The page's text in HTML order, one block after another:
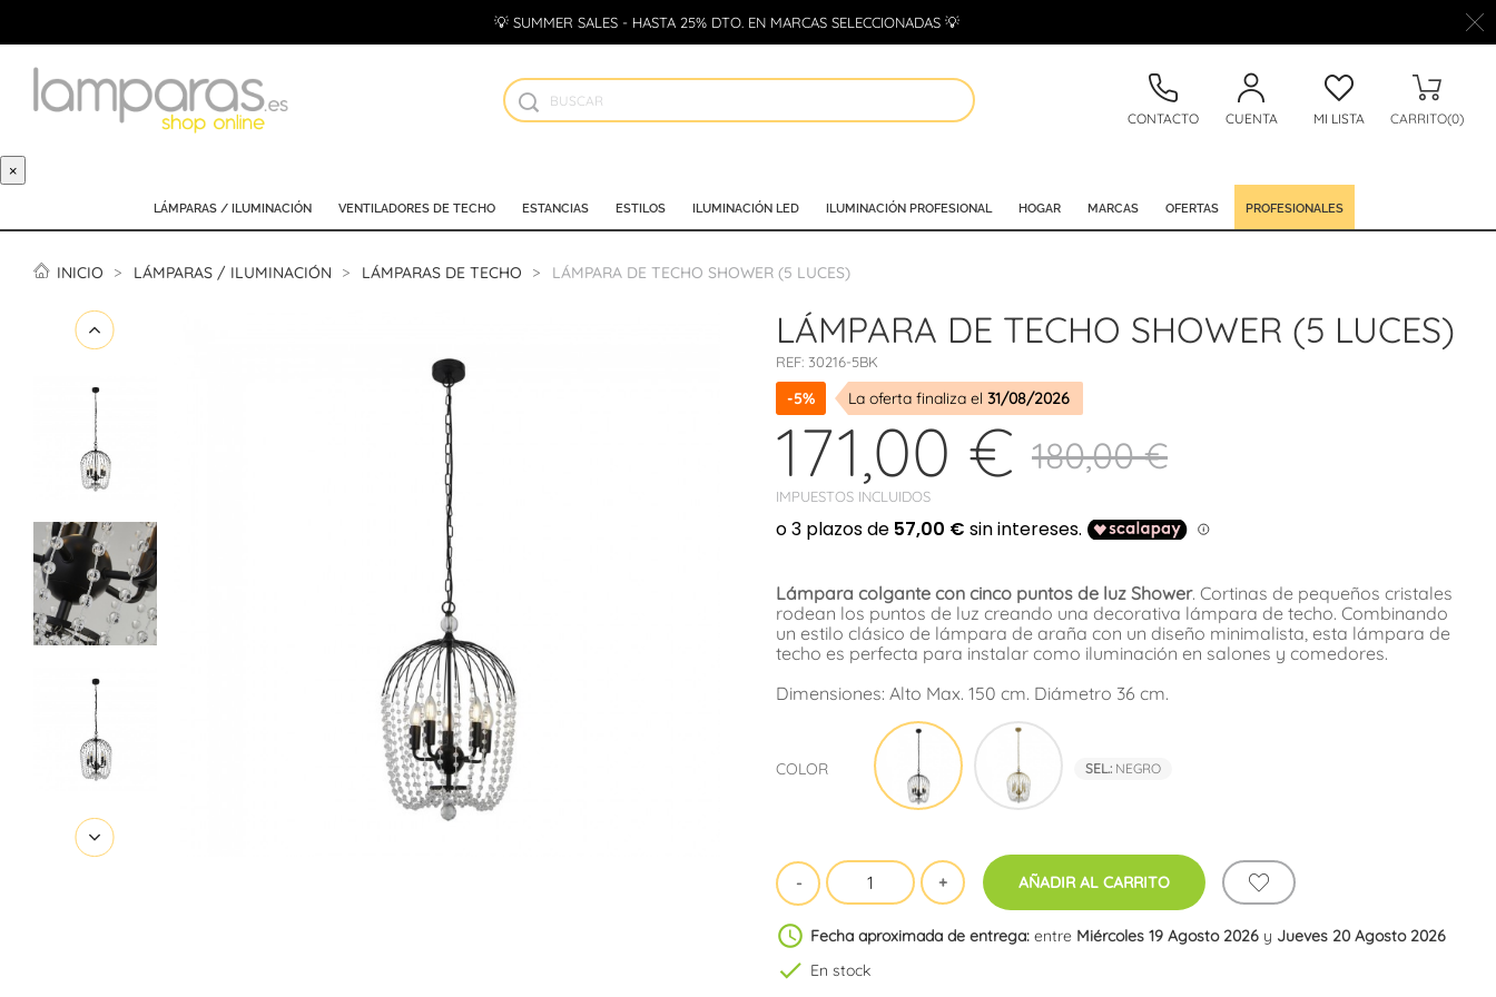
💡 SUMMER SALES - HASTA 25% DTO. EN MARCAS SELECCIONADAS 💡
CONTACTO CUENTA MI LISTA CARRITO(0)
×
LÁMPARAS / ILUMINACIÓN VENTILADORES DE TECHO ESTANCIAS ESTILOS ILUMINACIÓN LED ILUMINACIÓN PROFESIONAL HOGAR MARCAS OFERTAS PROFESIONALES
INICIO LÁMPARAS / ILUMINACIÓN LÁMPARAS DE TECHO LÁMPARA DE TECHO SHOWER (5 LUCES)
LÁMPARA DE TECHO SHOWER (5 LUCES)
REF: 30216-5BK
-5% La oferta finaliza el 31/08/2026
171,00 €
IMPUESTOS INCLUIDOS
180,00 €
Lámpara colgante con cinco puntos de luz Shower. Cortinas de pequeños cristales
rodean los puntos de luz creando una decorativa lámpara de techo. Combinando
un estilo clásico de lámpara de araña con un diseño minimalista, esta lámpara de
techo es perfecta para instalar como iluminación en salones y comedores.
Dimensiones: Alto Max. 150 cm. Diámetro 36 cm.
COLOR
Negro
SEL.: NEGRO
AÑADIR AL CARRITO
schedule Fecha aproximada de entrega: entre Miércoles 19 Agosto 2026 y Jueves 20 Agosto 2026
check En stock